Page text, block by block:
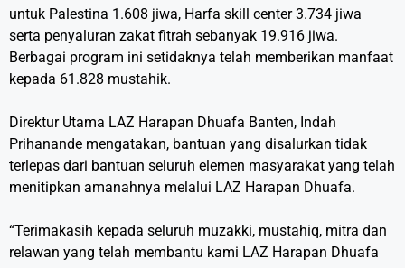
untuk Palestina 1.608 jiwa, Harfa skill center 3.734 jiwa
serta penyaluran zakat fitrah sebanyak 19.916 jiwa.
Berbagai program ini setidaknya telah memberikan manfaat
kepada 61.828 mustahik.
Direktur Utama LAZ Harapan Dhuafa Banten, Indah
Prihanande mengatakan, bantuan yang disalurkan tidak
terlepas dari bantuan seluruh elemen masyarakat yang telah
menitipkan amanahnya melalui LAZ Harapan Dhuafa.
“Terimakasih kepada seluruh muzakki, mustahiq, mitra dan
relawan yang telah membantu kami LAZ Harapan Dhuafa